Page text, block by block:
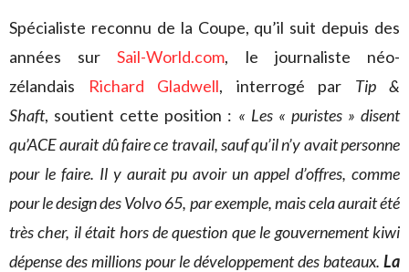
Spécialiste reconnu de la Coupe, qu’il suit depuis des
années surSail-World.com, le journaliste néo-
zélandais
Richard Gladwell, interrogé par Tip &
Shaft, soutient cette position : « Les « puristes » disent
qu’ACE aurait dû faire ce travail, sauf qu’il n’y avait personne
pour le faire. Il y aurait pu avoir un appel d’offres, comme
pour le design des Volvo 65, par exemple, mais cela aurait été
très cher, il était hors de question que le gouvernement kiwi
dépense des millions pour le développement des bateaux. La